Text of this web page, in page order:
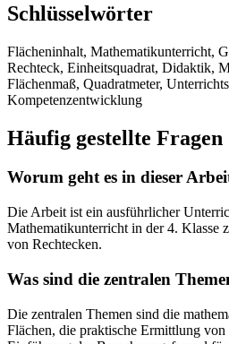
Schlüsselwörter
Flächeninhalt, Mathematikunterricht,
Rechteck, Einheitsquadrat, Didaktik,
Flächenmaß, Quadratmeter,
Kompetenzentwicklung
Häufig gestellte Fragen
Worum geht es in dieser
Die Arbeit ist ein ausführlicher
Mathematikunterricht in der 4. Klasse
von Rechtecken.
Was sind die zentralen
Die zentralen Themen sind die
Flächen, die praktische Ermittlung